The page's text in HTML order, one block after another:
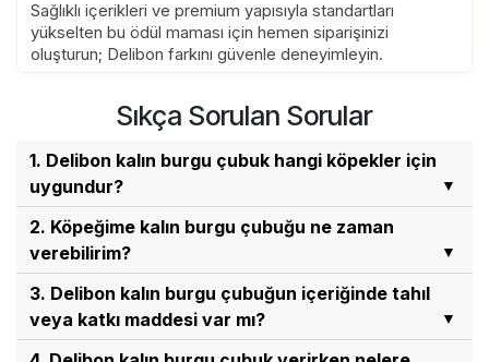
Sağlıklı içerikleri ve premium yapısıyla standartları
yükselten bu ödül maması için hemen siparişinizi
oluşturun; Delibon farkını güvenle deneyimleyin.
Sıkça Sorulan Sorular
1. Delibon kalın burgu çubuk hangi köpekler için
uygundur?
Delibon kalın burgu çubuk, 4 aylıktan büyük
köpekler için uygundur. Kalın formu nedeniyle
köpeğinizin fiziksel boyutu ve çiğneme alışkanlığı
dikkate alınarak verilmesi önerilir.
2. Köpeğime kalın burgu çubuğu ne zaman
verebilirim?
Kalın burgu çubuğu eğitim sonrası
ödüllendirmelerde, günlük ödül anlarında veya
kontrollü çiğneme zamanlarında verebilirsiniz. Ana
3. Delibon kalın burgu çubuğun içeriğinde tahıl
veya katkı maddesi var mı?
Hayır, Delibon kalın burgu çubuk tahıl ve glüten